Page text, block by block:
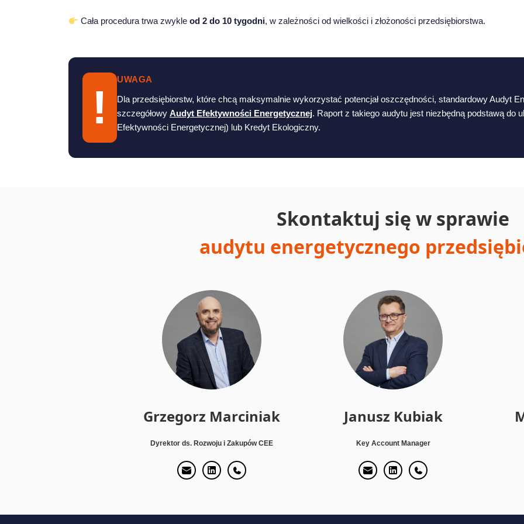
Cała procedura trwa zwykleod 2 do 10 tygodni, w zależności od wielkości i złożoności przedsiębiorstwa.
!
UWAGA
Dla przedsiębiorstw, które chcą maksymalnie wykorzystać potencjał oszczędności, standardowy Audyt
szczegółowy Audyt Efektywności Energetycznej. Raport z takiego audytu jest niezbędną podstawą do
Efektywności Energetycznej) lub Kredyt Ekologiczny.
Skontaktuj się w sprawie
audytu energetycznego
Grzegorz Marciniak
Dyrektor ds. Rozwoju i Zakupów CEE
Janusz Kubiak
Key Account Manager